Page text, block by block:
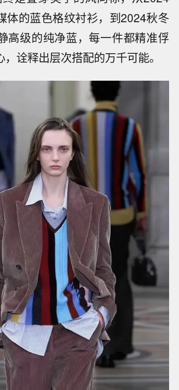
体的蓝色格纹衬衫，到2024秋冬
高级的纯净蓝，每一件都精准俘
诠释出层次搭配的万千可能。